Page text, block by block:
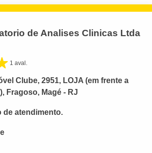
de Analises Clinicas Ltda
1 aval.
Clube, 2951, LOJA (em frente a
Fragoso, Magé - RJ
de atendimento.